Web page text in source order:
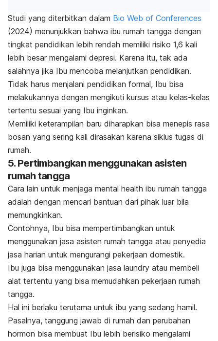
Studi yang diterbitkan dalam Bio Web of Conferences
(2024) menunjukkan bahwa ibu rumah tangga dengan
tingkat pendidikan lebih rendah memiliki risiko 1,6 kali
lebih besar mengalami depresi. Karena itu, tak ada
salahnya jika Ibu mencoba melanjutkan pendidikan.
Tidak harus menjalani pendidikan formal, Ibu bisa
melakukannya dengan mengikuti kursus atau kelas-kelas
tertentu sesuai yang Ibu inginkan.
Memiliki keterampilan baru diharapkan bisa menepis rasa
bosan yang sering kali dirasakan karena siklus tugas di
rumah.
5. Pertimbangkan menggunakan asisten
rumah tangga
Cara lain untuk menjaga mental health ibu rumah tangga
adalah dengan mencari bantuan dari pihak luar bila
memungkinkan.
Contohnya, Ibu bisa mempertimbangkan untuk
menggunakan jasa asisten rumah tangga atau penyedia
jasa harian untuk mengurangi pekerjaan domestik.
Ibu juga bisa menggunakan jasa laundry atau membeli
alat tertentu yang bisa memudahkan pekerjaan rumah
tangga.
Hal ini berlaku terutama untuk ibu yang sedang hamil.
Pasalnya, tanggung jawab di rumah dan perubahan
hormon bisa membuat Ibu lebih berisiko mengalami